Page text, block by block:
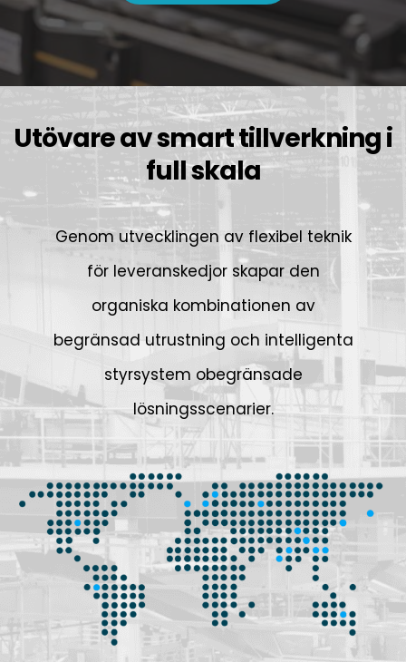
Utövare av smart tillverkning i
full skala
Genom utvecklingen av flexibel teknik
för leveranskedjor skapar den
organiska kombinationen av
begränsad utrustning och intelligenta
styrsystem obegränsade
lösningsscenarier.